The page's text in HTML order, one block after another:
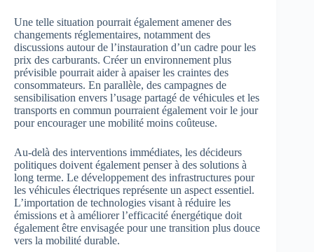
Une telle situation pourrait également amener des
changements réglementaires, notamment des
discussions autour de l’instauration d’un cadre pour les
prix des carburants. Créer un environnement plus
prévisible pourrait aider à apaiser les craintes des
consommateurs. En parallèle, des campagnes de
sensibilisation envers l’usage partagé de véhicules et les
transports en commun pourraient également voir le jour
pour encourager une mobilité moins coûteuse.
Au-delà des interventions immédiates, les décideurs
politiques doivent également penser à des solutions à
long terme. Le développement des infrastructures pour
les véhicules électriques représente un aspect essentiel.
L’importation de technologies visant à réduire les
émissions et à améliorer l’efficacité énergétique doit
également être envisagée pour une transition plus douce
vers la mobilité durable.